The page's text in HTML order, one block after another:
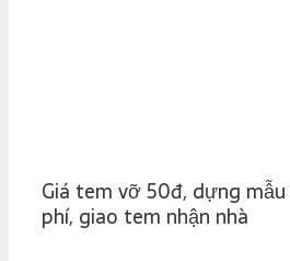
Giá tem vỡ 50đ, dựng
phí, giao tem nhận nhà